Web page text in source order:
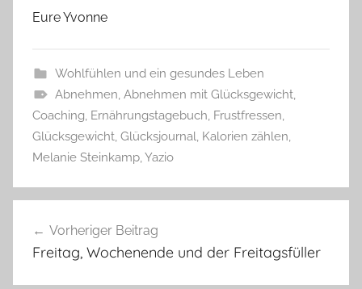
Eure Yvonne
Wohlfühlen und ein gesundes Leben
Abnehmen, Abnehmen mit Glücksgewicht,
Coaching, Ernährungstagebuch, Frustfressen,
Glücksgewicht, Glücksjournal, Kalorien zählen,
Melanie Steinkamp,Yazio
Vorheriger Beitrag
Freitag, Wochenende und der Freitagsfüller